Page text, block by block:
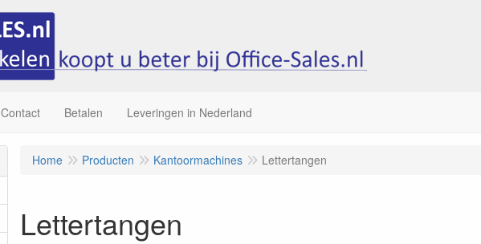
Contact Betalen Leveringen in Nederland
Home Producten Kantoormachines Lettertangen
Lettertangen